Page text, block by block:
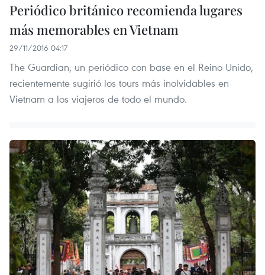
Periódico británico recomienda lugares
más memorables en Vietnam
29/11/2016 04:17
The Guardian, un periódico con base en el Reino Unido,
recientemente sugirió los tours más inolvidables en
Vietnam a los viajeros de todo el mundo.